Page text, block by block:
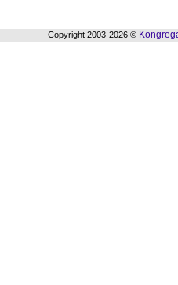
Copyright 2003-2026 ©